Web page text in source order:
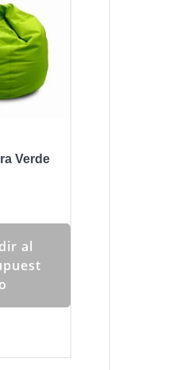
Verde
al
o